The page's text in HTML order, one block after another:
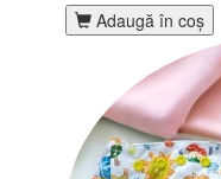
Adaugă în coş